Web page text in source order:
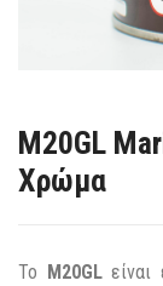
M20GL
Χρώμα
Το M20GLείναι